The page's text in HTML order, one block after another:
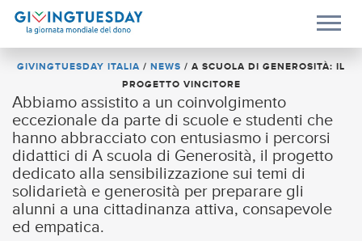
GIVINGTUESDAY ITALIA / NEWS / A SCUOLA DI GENEROSITÀ: IL
PROGETTO VINCITORE
Abbiamo assistito a un coinvolgimento
eccezionale da parte di scuole e studenti che
hanno abbracciato con entusiasmo i percorsi
didattici di A scuola di Generosità, il progetto
dedicato alla sensibilizzazione sui temi di
solidarietà e generosità per preparare gli
alunni a una cittadinanza attiva, consapevole
ed empatica.